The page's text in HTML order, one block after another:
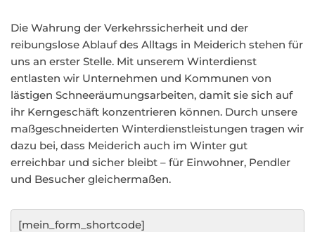
Die Wahrung der Verkehrssicherheit und der
reibungslose Ablauf des Alltags in Meiderich stehen für
uns an erster Stelle. Mit unserem Winterdienst
entlasten wir Unternehmen und Kommunen von
lästigen Schneeräumungsarbeiten, damit sie sich auf
ihr Kerngeschäft konzentrieren können. Durch unsere
maßgeschneiderten Winterdienstleistungen tragen wir
dazu bei, dass Meiderich auch im Winter gut
erreichbar und sicher bleibt – für Einwohner, Pendler
und Besucher gleichermaßen.
[mein_form_shortcode]